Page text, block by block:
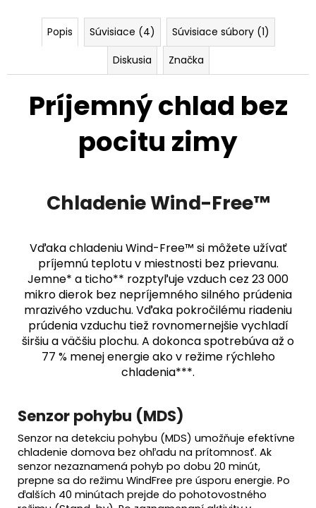
Popis Súvisiace (4)
Súvisiace súbory (1)
Diskusia
Značka
Príjemný chlad bez
pocitu zimy
Chladenie Wind-Free™
Vďaka chladeniu Wind-Free™ si môžete užívať
príjemnú teplotu v miestnosti bez prievanu.
Jemne* a ticho** rozptyľuje vzduch cez 23 000
mikro dierok bez nepríjemného silného prúdenia
mrazivého vzduchu. Vďaka pokročilému riadeniu
prúdenia vzduchu tiež rovnomernejšie vychladí
širšiu a väčšiu plochu. A dokonca spotrebúva až o
77 % menej energie ako v režime rýchleho
chladenia***.
Senzor pohybu (MDS)
Senzor na detekciu pohybu (MDS) umožňuje efektívne
chladenie domova bez ohľadu na prítomnosť. Ak
senzor nezaznamená pohyb po dobu 20 minút,
prepne sa do režimu WindFree pre úsporu energie. Po
ďalších 40 minútach prejde do pohotovostného